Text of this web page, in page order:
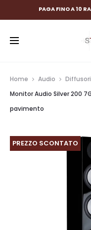
PAGA FINO A 10
Home Audio
Monitor Audio Silver 200
pavimento
PREZZO SCONTATO